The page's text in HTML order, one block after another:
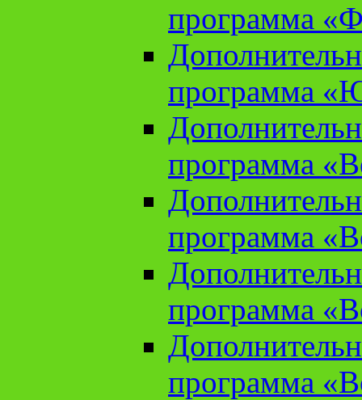
программа
программа
программа
программа
программа
программа